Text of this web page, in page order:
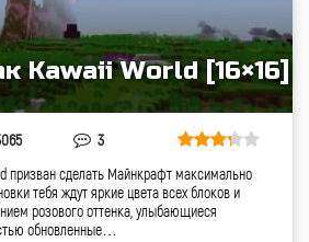
Kawaii World [16×16]
3
призван сделать Майнкрафт максимально
тебя ждут яркие цвета всех блоков и
розового оттенка, улыбающиеся
обновленные…